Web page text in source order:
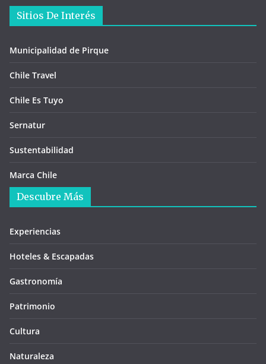
Sitios De Interés
Municipalidad de Pirque
Chile Travel
Chile Es Tuyo
Sernatur
Sustentabilidad
Marca Chile
Descubre Más
Experiencias
Hoteles & Escapadas
Gastronomía
Patrimonio
Cultura
Naturaleza